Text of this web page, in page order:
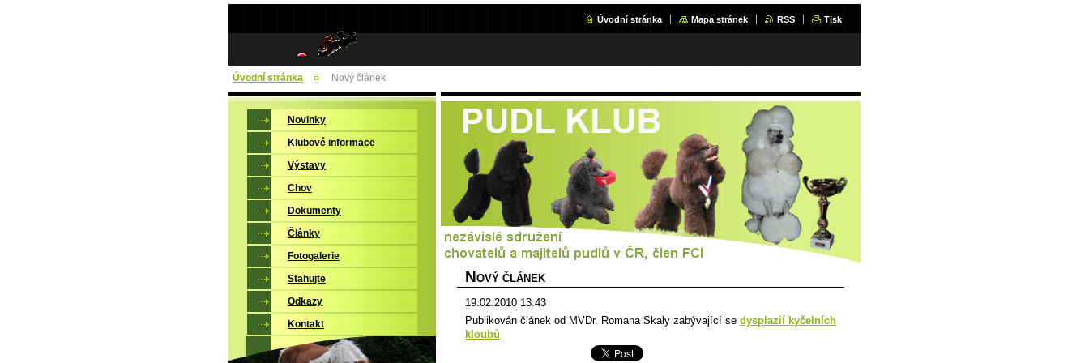
Úvodní stránka Mapa stránek RSS Tisk
Úvodní stránka Nový článek
NOVÝ ČLÁNEK
19.02.2010 13:43
Publikován článek od MVDr. Romana Skaly zabývající se dysplazií kyčelních
kloubů
Novinky
Klubové informace
Výstavy
Chov
Dokumenty
Články
Fotogalerie
Stahujte
Odkazy
Kontakt